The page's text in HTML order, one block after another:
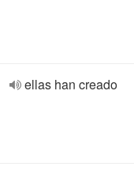
ellas han creado